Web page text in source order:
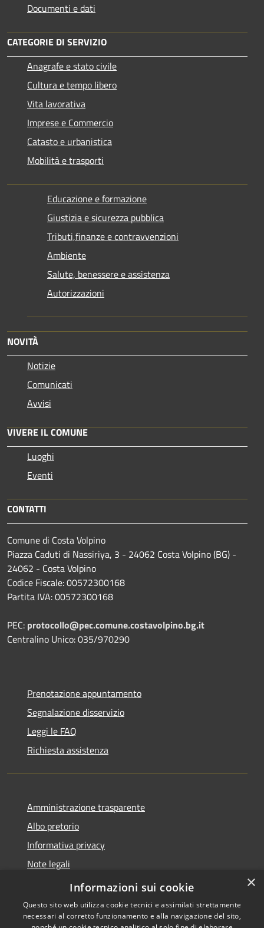
Documenti e dati
CATEGORIE DI SERVIZIO
Anagrafe e stato civile
Cultura e tempo libero
Vita lavorativa
Imprese e Commercio
Catasto e urbanistica
Mobilità e trasporti
Educazione e formazione
Giustizia e sicurezza pubblica
Tributi,finanze e contravvenzioni
Ambiente
Salute, benessere e assistenza
Autorizzazioni
NOVITÀ
Notizie
Comunicati
Avvisi
VIVERE IL COMUNE
Luoghi
Eventi
CONTATTI
Comune di Costa Volpino
Piazza Caduti di Nassiriya, 3 - 24062 Costa Volpino (BG) -
24062 - Costa Volpino
Codice Fiscale: 00572300168
Partita IVA: 00572300168
PEC: protocollo@pec.comune.costavolpino.bg.it
Centralino Unico: 035/970290
Prenotazione appuntamento
Segnalazione disservizio
Leggi le FAQ
Richiesta assistenza
Amministrazione trasparente
Albo pretorio
Informativa privacy
Note legali
Dichiarazione di accessibilità
×
Informazioni sui cookie
Questo sito web utilizza cookie tecnici e assimilati strettamente
necessari al corretto funzionamento e alla navigazione del sito,